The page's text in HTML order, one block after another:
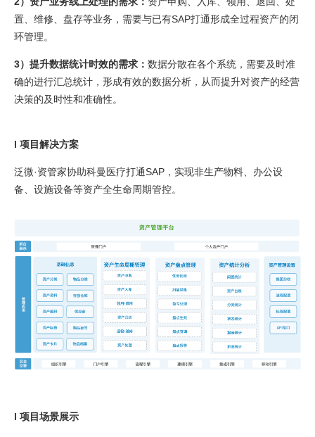
置、维修、盘存等业务，需要与已有SAP打通形成全过程资产的闭
环管理。
3） 提升数据统计时效的需求： 数据分散在各个系统，需要及时准
确的进行汇总统计，形成有效的数据分析，从而提升对资产的经营
决策的及时性和准确性。
l 项目解决方案
泛微·资管家协助科曼医疗打通SAP，实现非生产物料、办公设
备、设施设备等资产全生命周期管控。
l 项目场景展示